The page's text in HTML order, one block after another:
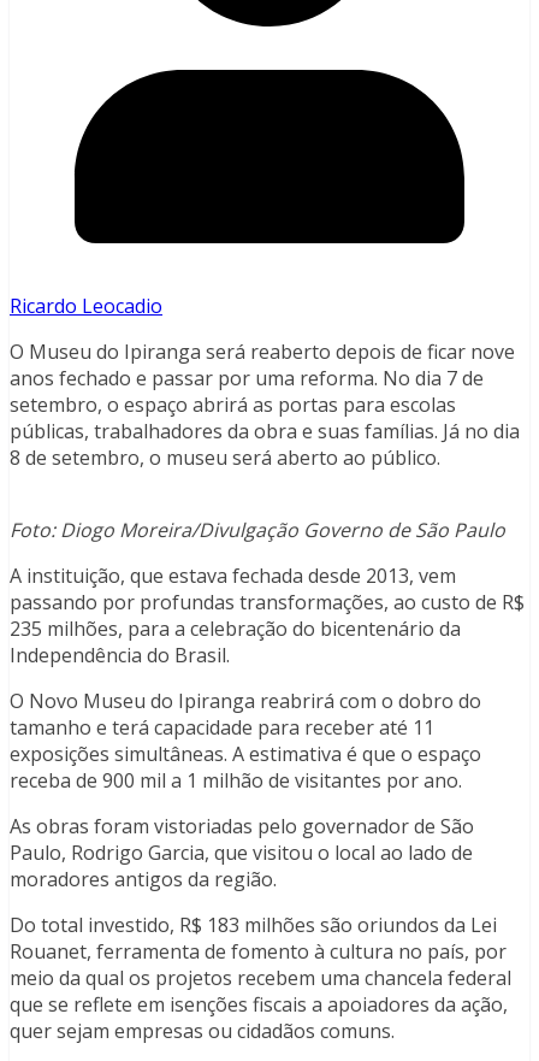
Ricardo Leocadio
O Museu do Ipiranga será reaberto depois de ficar nove
anos fechado e passar por uma reforma. No dia 7 de
setembro, o espaço abrirá as portas para escolas
públicas, trabalhadores da obra e suas famílias. Já no dia
8 de setembro, o museu será aberto ao público.
Foto: Diogo Moreira/Divulgação Governo de São Paulo
A instituição, que estava fechada desde 2013, vem
passando por profundas transformações, ao custo de R$
235 milhões, para a celebração do bicentenário da
Independência do Brasil.
O Novo Museu do Ipiranga reabrirá com o dobro do
tamanho e terá capacidade para receber até 11
exposições simultâneas. A estimativa é que o espaço
receba de 900 mil a 1 milhão de visitantes por ano.
As obras foram vistoriadas pelo governador de São
Paulo, Rodrigo Garcia, que visitou o local ao lado de
moradores antigos da região.
Do total investido, R$ 183 milhões são oriundos da Lei
Rouanet, ferramenta de fomento à cultura no país, por
meio da qual os projetos recebem uma chancela federal
que se reflete em isenções fiscais a apoiadores da ação,
quer sejam empresas ou cidadãos comuns.